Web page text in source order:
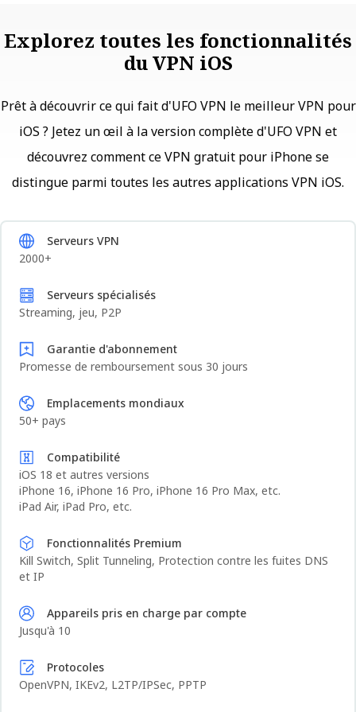
Explorez toutes les fonctionnalités
du VPN iOS
Prêt à découvrir ce qui fait d'UFO VPN le meilleur VPN pour
iOS ? Jetez un œil à la version complète d'UFO VPN et
découvrez comment ce VPN gratuit pour iPhone se
distingue parmi toutes les autres applications VPN iOS.
Serveurs VPN
2000+
Serveurs spécialisés
Streaming, jeu, P2P
Garantie d'abonnement
Promesse de remboursement sous 30 jours
Emplacements mondiaux
50+ pays
Compatibilité
iOS 18 et autres versions
iPhone 16, iPhone 16 Pro, iPhone 16 Pro Max, etc.
iPad Air, iPad Pro, etc.
Fonctionnalités Premium
Kill Switch, Split Tunneling, Protection contre les fuites DNS
et IP
Appareils pris en charge par compte
Jusqu'à 10
Protocoles
OpenVPN, IKEv2, L2TP/IPSec, PPTP